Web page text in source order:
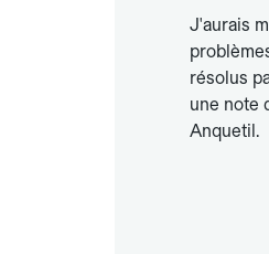
J'aurais
résolus
une note
Anquetil.